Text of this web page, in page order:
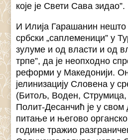
које је Свети Сава зидао”.
И Илија Гарашанин нешто
србски „саплеменици” у
зулуме и од власти и од
трпе”, да је неопходно
реформи у Македонији.
јелинизацију Словена у
(Битољ, Воден,
Полит-Десанчић је у свом
питање и његово
године тражио